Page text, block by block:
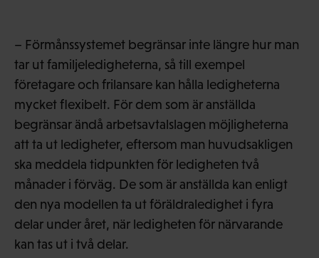
– Förmånssystemet begränsar inte längre hur man
tar ut familjeledigheterna, så till exempel
företagare och frilansare kan hålla ledigheterna
mycket flexibelt. För dem som är anställda
begränsar ändå arbetsavtalslagen möjligheterna
att ta ut ledigheter, eftersom man huvudsakligen
ska meddela tidpunkten för ledigheten två
månader i förväg. De som är anställda kan enligt
den nya modellen ta ut föräldraledighet i fyra
delar under året, när ledigheten för närvarande
kan tas ut i två delar.